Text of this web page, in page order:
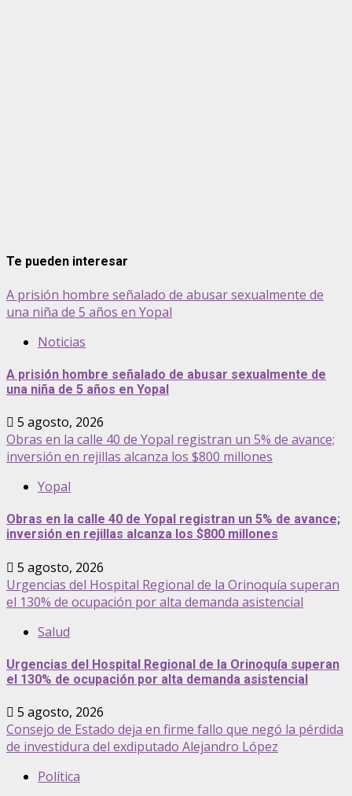
Te pueden interesar
A prisión hombre señalado de abusar sexualmente de
una niña de 5 años en Yopal
Noticias
A prisión hombre señalado de abusar sexualmente de
una niña de 5 años en Yopal
5 agosto, 2026
Obras en la calle 40 de Yopal registran un 5% de avance;
inversión en rejillas alcanza los $800 millones
Yopal
Obras en la calle 40 de Yopal registran un 5% de avance;
inversión en rejillas alcanza los $800 millones
5 agosto, 2026
Urgencias del Hospital Regional de la Orinoquía superan
el 130% de ocupación por alta demanda asistencial
Salud
Urgencias del Hospital Regional de la Orinoquía superan
el 130% de ocupación por alta demanda asistencial
5 agosto, 2026
Consejo de Estado deja en firme fallo que negó la pérdida
de investidura del exdiputado Alejandro López
Política